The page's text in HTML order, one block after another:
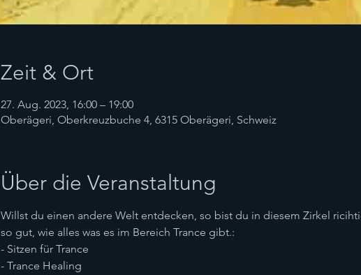
Zeit & Ort
27. Aug. 2023, 16:00 – 19:00
Oberägeri, Oberkreuzbuche 4, 6315 Oberägeri, Schweiz
Über die Veranstaltung
Willst du einen andere Welt entdecken, so bist du in diesem Zirkel
so gut, wie alles was es im Bereich Trance gibt.:
- Sitzen für Trance
- Trance Healing